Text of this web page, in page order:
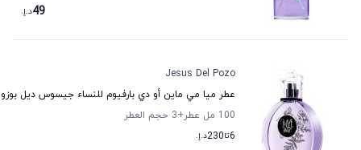
49د.إ.
Jesus Del Pozo
عطر ميا مي ماين أو دي بارفيوم للنساء جيسوس ديل بوزو
100 مل عطر
+3
حجم العطر
6تا230د.إ.